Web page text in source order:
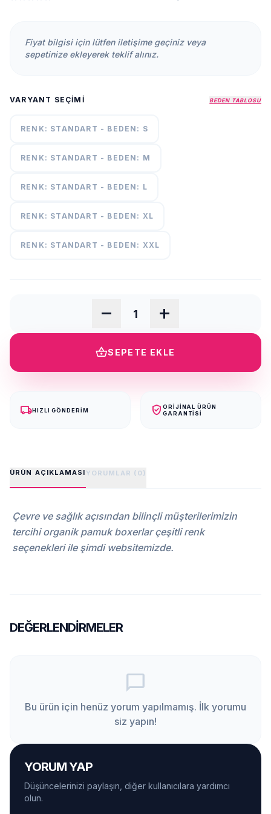
İLETİŞİM
ŞARTLARI
+90
55
Fiyat bilgisi için lütfen iletişime geçiniz veya
sepetinize ekleyerek teklif alınız.
VARYANT SEÇIMI BEDEN TABLOSU
RENK: STANDART - BEDEN: S
RENK: STANDART - BEDEN: M
RENK: STANDART - BEDEN: L
RENK: STANDART - BEDEN: XL
RENK: STANDART - BEDEN: XXL
remove add
shopping_basketSEPETE EKLE
local_shippingHIZLI GÖNDERIM verified_user ORIJINAL ÜRÜN
GARANTISI
ÜRÜN AÇIKLAMASIYORUMLAR (0)
Çevre ve sağlık açısından bilinçli müşterilerimizin
tercihi organik pamuk boxerlar çeşitli renk
seçenekleri ile şimdi websitemizde.
DEĞERLENDIRMELER
chat_bubble_outline
Bu ürün için henüz yorum yapılmamış. İlk yorumu
siz yapın!
YORUM YAP
Düşüncelerinizi paylaşın, diğer kullanıcılara yardımcı
olun.